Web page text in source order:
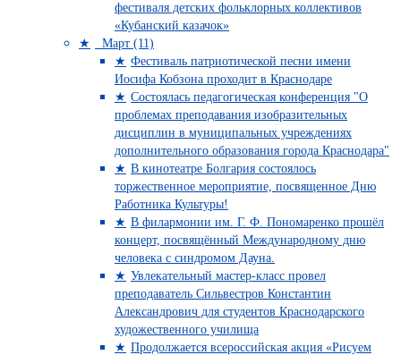
фестиваля детских фольклорных коллективов
«Кубанский казачок»
Март (11)
Фестиваль патриотической песни имени
Иосифа Кобзона проходит в Краснодаре
Состоялась педагогическая конференция "О
проблемах преподавания изобразительных
дисциплин в муниципальных учреждениях
дополнительного образования города Краснодара"
В кинотеатре Болгария состоялось
торжественное мероприятие, посвященное Дню
Работника Культуры!
В филармонии им. Г. Ф. Пономаренко прошёл
концерт, посвящённый Международному дню
человека с синдромом Дауна.
Увлекательный мастер-класс провел
преподаватель Сильвестров Константин
Александрович для студентов Краснодарского
художественного училища
Продолжается всероссийская акция «Рисуем